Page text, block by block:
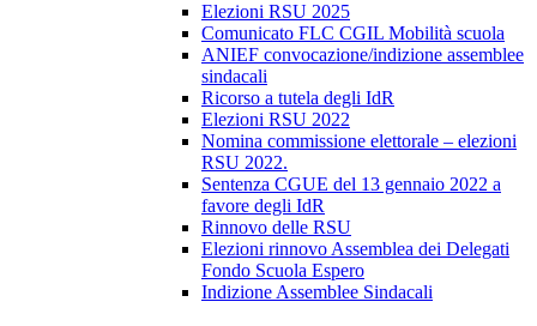
Elezioni RSU 2025
Comunicato FLC CGIL Mobilità scuola
ANIEF convocazione/indizione assemblee
sindacali
Ricorso a tutela degli IdR
Elezioni RSU 2022
Nomina commissione elettorale – elezioni
RSU 2022.
Sentenza CGUE del 13 gennaio 2022 a
favore degli IdR
Rinnovo delle RSU
Elezioni rinnovo Assemblea dei Delegati
Fondo Scuola Espero
Indizione Assemblee Sindacali